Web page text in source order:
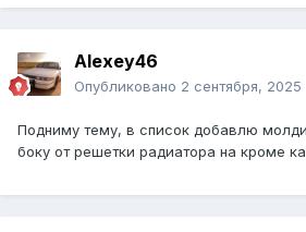
Alexey46
Опубликовано 2 сентября, 2025
Подниму тему, в список добавлю
боку от решетки радиатора на кроме